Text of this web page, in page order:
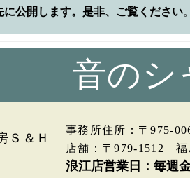
に公開します。是非、ご覧ください
音のシ
Ｓ＆Ｈ
事務所住所：〒975-
店舗：〒979-1512 福
浪江店営業日：毎週